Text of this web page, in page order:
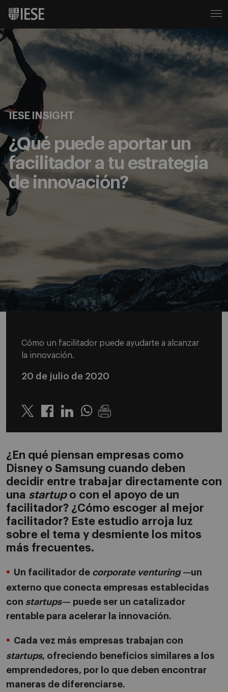
IESE INSIGHT
¿Qué puede aportar un
facilitador a tu estrategia
de innovación?
Cómo un facilitador puede ayudarte a alcanzar
la innovación.
20 de julio de 2020
Twitter LinkedinWhatsapp
¿En qué piensan empresas como
Disney o Samsung cuando deben
decidir entre trabajar directamente con
una startupo con el apoyo de un
facilitador? ¿Cómo escoger al mejor
facilitador? Este estudio arroja luz
sobre el tema y desmiente los mitos
más frecuentes.
Un facilitador de corporate venturing —un
externo que conecta empresas establecidas
con startups—puede ser un catalizador
rentable para acelerar la innovación.
Cada vez más empresas trabajan con
startups, ofreciendo beneficios similares a los
emprendedores, por lo que deben encontrar
maneras de diferenciarse.